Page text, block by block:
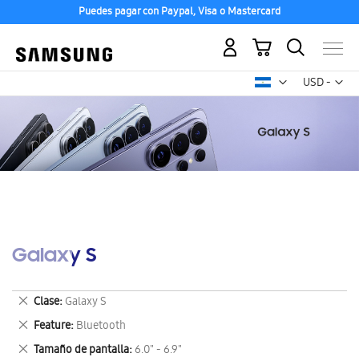
Puedes pagar con Paypal, Visa o Mastercard
USD -
dólar
Mi carrito
Galaxy S
Clase Galaxy S
Eliminar
este
artículo
Feature Bluetooth
Eliminar
este
Tamaño de pantalla 6.0" - 6.9"
Eliminar